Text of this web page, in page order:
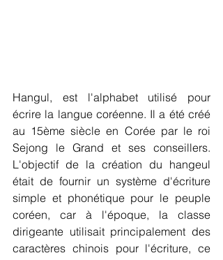
Hangul, est l'alphabet utilisé pour
écrire la langue coréenne. Il a été créé
au 15ème siècle en Corée par le roi
Sejong le Grand et ses conseillers.
L'objectif de la création du hangeul
était de fournir un système d'écriture
simple et phonétique pour le peuple
coréen, car à l'époque, la classe
dirigeante utilisait principalement des
caractères chinois pour l'écriture, ce